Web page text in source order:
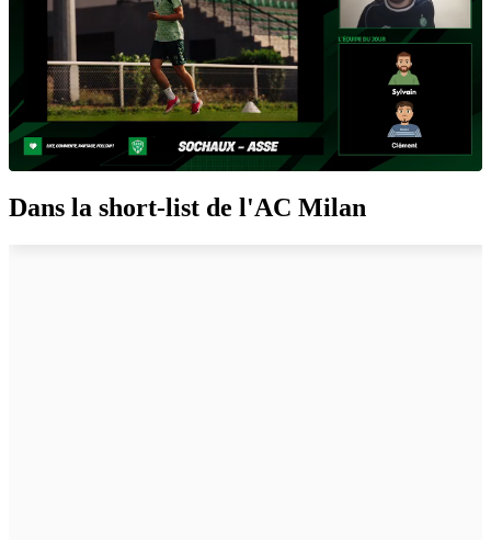
Dans la short-list de l'AC Milan